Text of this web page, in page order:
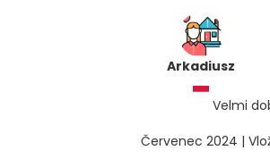
Arkadiusz
Velmi
Červenec 2024 |